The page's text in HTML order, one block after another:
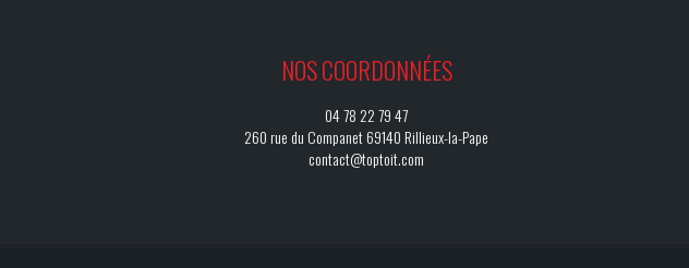
NOS COORDONNÉES
04 78 22 79 47
260 rue du Companet 69140 Rillieux-la-Pape
contact@toptoit.com